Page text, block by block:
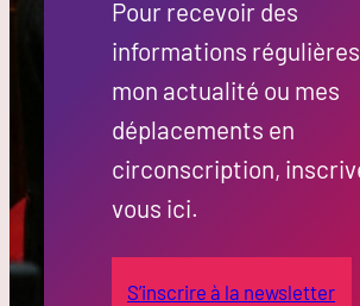
Pour recevoir des
informations
mon actualité ou mes
déplacements en
circonscription,
vous ici.
S’inscrire à la newsletter